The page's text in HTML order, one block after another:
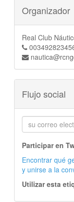
Organizador
Real Club
Flujo social
Participar en
Encontrar qué
y unirse a la
Utilizar esta